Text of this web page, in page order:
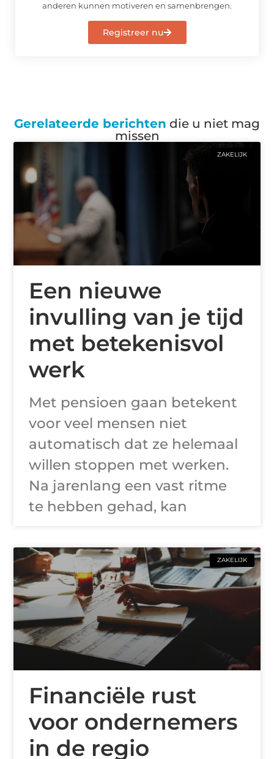
anderen kunnen motiveren en samenbrengen.
Registreer nu
Gerelateerde berichten die u niet mag
missen
ZAKELIJK
Een nieuwe
invulling van je tijd
met betekenisvol
werk
Met pensioen gaan betekent
voor veel mensen niet
automatisch dat ze helemaal
willen stoppen met werken.
Na jarenlang een vast ritme
te hebben gehad, kan
ZAKELIJK
Financiële rust
voor ondernemers
in de regio